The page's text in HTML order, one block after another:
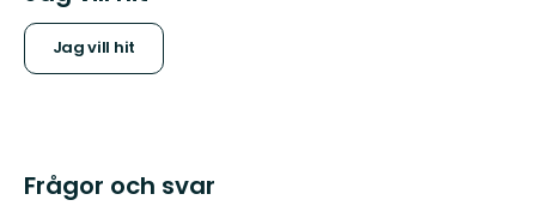
Jag vill hit
Frågor och svar